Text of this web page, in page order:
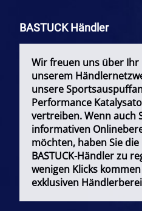
BASTUCK Händler
Wir freuen uns über Ihr
unserem
unsere
Performance
vertreiben. Wenn auch
informativen
möchten, haben Sie
BASTUCK-Händler zu
wenigen Klicks
exklusiven